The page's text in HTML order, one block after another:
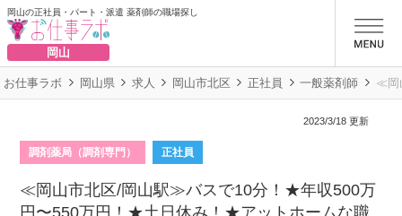
岡山の正社員・パート・派遣 薬剤師の職場探し
岡山
お仕事ラボ 岡山県 求人 岡山市北区 正社員 一般薬剤師 ≪岡
2023/3/18 更新
調剤薬局（調剤専門） 正社員
≪岡山市北区/岡山駅≫バスで10分！★年収500万
円〜550万円！★土日休み！★アットホームな職